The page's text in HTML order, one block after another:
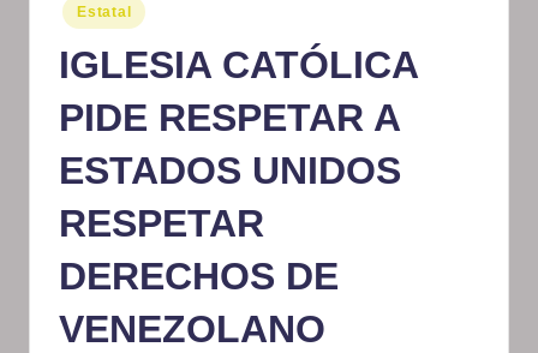
m
at
iv
o
Publicado
en
Estatal
IGLESIA CATÓLICA
PIDE RESPETAR A
ESTADOS UNIDOS
RESPETAR
DERECHOS DE
VENEZOLANO